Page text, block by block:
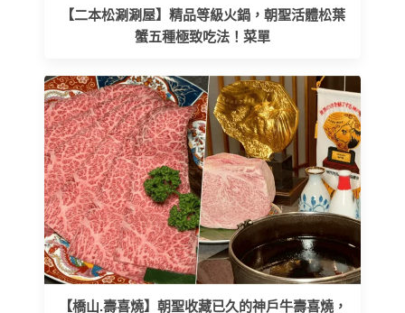
【二本松涮涮屋】精品等級火鍋，朝聖活體松葉
蟹五種極致吃法！菜單
【橋山.壽喜燒】朝聖收藏已久的神戶牛壽喜燒，